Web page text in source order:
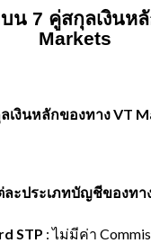
น 7 คู่สกุลเงินห
Markets
เงินหลักของทาง VT
ละประเภทบัญชีของทา
STP : ไม่มีค่า